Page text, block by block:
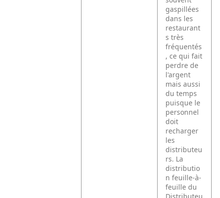
gaspillées
dans les
restaurant
s très
fréquentés
, ce qui fait
perdre de
l'argent
mais aussi
du temps
puisque le
personnel
doit
recharger
les
distributeu
rs. La
distributio
n feuille-à-
feuille du